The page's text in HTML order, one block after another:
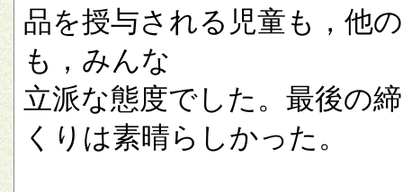
品を授与される児童も，他
も，みんな
立派な態度でした。最後の
くりは素晴らしかった。